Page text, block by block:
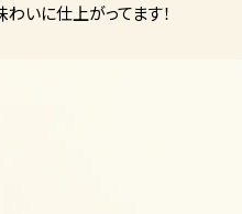
いに仕上がってます！